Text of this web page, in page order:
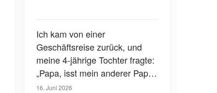
Ich kam von einer
Geschäftsreise zurück, und
meine 4-jährige Tochter fragte:
„Papa, isst mein anderer Papa
mit uns zu Mittag? Er sitzt im
16. Juni 2026